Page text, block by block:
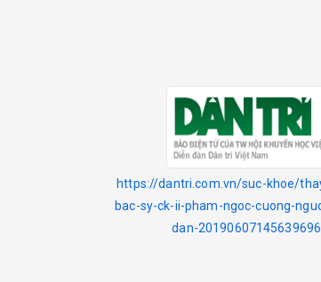
https://dantri.com.vn/suc-khoe/
bac-sy-ck-ii-pham-ngoc-cuong-
dan-